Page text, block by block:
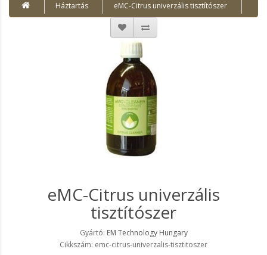
Háztartás eMC-Citrus univerzális tisztítószer
eMC-Citrus univerzális
tisztítószer
Gyártó: EM Technology Hungary
Cikkszám: emc-citrus-univerzalis-tisztitoszer